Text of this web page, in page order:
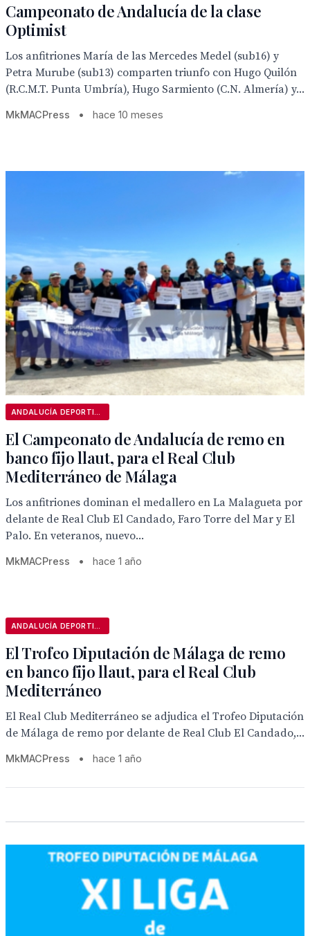
Campeonato de Andalucía de la clase
Optimist
Los anfitriones María de las Mercedes Medel (sub16) y
Petra Murube (sub13) comparten triunfo con Hugo Quilón
(R.C.M.T. Punta Umbría), Hugo Sarmiento (C.N. Almería) y...
MkMACPress • hace 10 meses
El Campeonato de Andalucía de remo en
banco fijo llaut, para el Real Club
Mediterráneo de Málaga
Los anfitriones dominan el medallero en La Malagueta por
delante de Real Club El Candado, Faro Torre del Mar y El
Palo. En veteranos, nuevo...
MkMACPress • hace 1 año
El Trofeo Diputación de Málaga de remo
en banco fijo llaut, para el Real Club
Mediterráneo
El Real Club Mediterráneo se adjudica el Trofeo Diputación
de Málaga de remo por delante de Real Club El Candado,...
MkMACPress • hace 1 año